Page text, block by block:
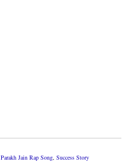
Parakh Jain Rap Song, Success Story